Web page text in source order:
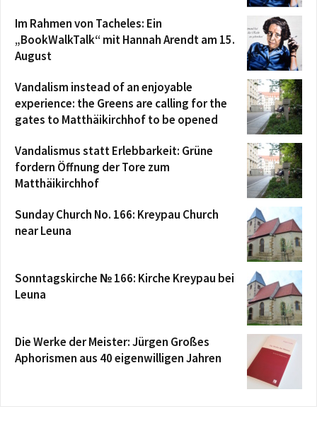
Im Rahmen von Tacheles: Ein
„BookWalkTalk“ mit Hannah Arendt am 15.
August
Vandalism instead of an enjoyable
experience: the Greens are calling for the
gates to Matthäikirchhof to be opened
Vandalismus statt Erlebbarkeit: Grüne
fordern Öffnung der Tore zum
Matthäikirchhof
Sunday Church No. 166: Kreypau Church
near Leuna
Sonntagskirche № 166: Kirche Kreypau bei
Leuna
Die Werke der Meister: Jürgen Großes
Aphorismen aus 40 eigenwilligen Jahren